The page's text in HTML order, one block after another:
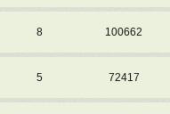
8 100662
5 72417